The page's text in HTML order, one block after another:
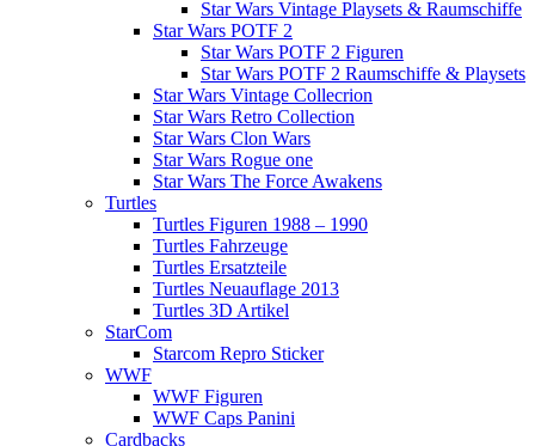
Star Wars Vintage Playsets & Raumschiffe
Star Wars POTF 2
Star Wars POTF 2 Figuren
Star Wars POTF 2 Raumschiffe & Playsets
Star Wars Vintage Collecrion
Star Wars Retro Collection
Star Wars Clon Wars
Star Wars Rogue one
Star Wars The Force Awakens
Turtles
Turtles Figuren 1988 – 1990
Turtles Fahrzeuge
Turtles Ersatzteile
Turtles Neuauflage 2013
Turtles 3D Artikel
StarCom
Starcom Repro Sticker
WWF
WWF Figuren
WWF Caps Panini
Cardbacks